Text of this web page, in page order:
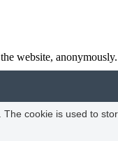
website, anonymously.
cookie is used to